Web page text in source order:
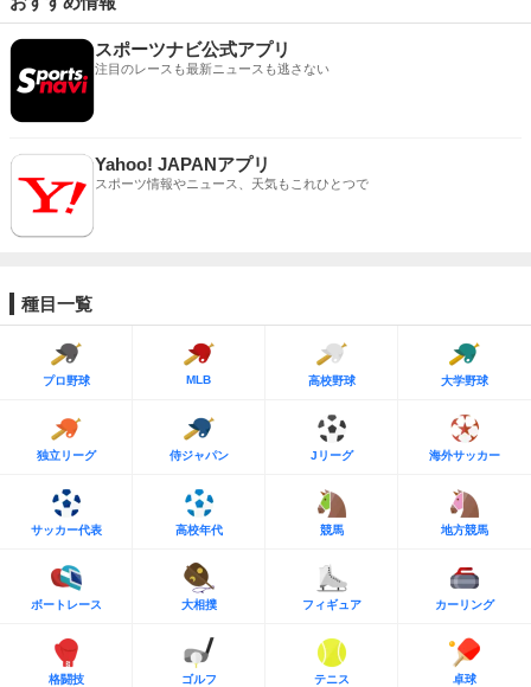
スポーツナビ公式アプリ
注目のレースも最新ニュースも逃さない
Yahoo! JAPANアプリ
スポーツ情報やニュース、天気もこれひとつで
種目一覧
プロ野球 MLB 高校野球 大学野球
独立リーグ 侍ジャパン Jリーグ 海外サッカー
サッカー代表 高校年代 競馬 地方競馬
ボートレース 大相撲 フィギュア カーリング
格闘技 ゴルフ テニス 卓球